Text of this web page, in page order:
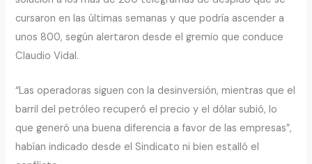
cursaron en las últimas semanas y que podría ascender a
unos 800, según alertaron desde el gremio que conduce
Claudio Vidal.
“Las operadoras siguen con la desinversión, mientras que el
barril del petróleo recuperó el precio y el dólar subió, lo
que generó una buena diferencia a favor de las empresas”,
habían indicado desde el Sindicato ni bien estalló el